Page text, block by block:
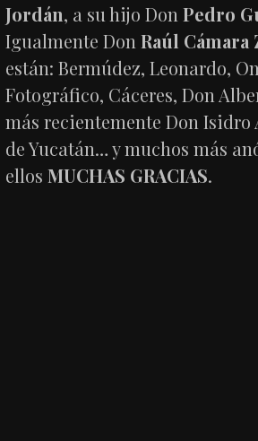
Jordán, a su hijo DonPedro
Igualmente DonRaúl Cámara
están: Bermúdez, Leonardo,
Fotográfico, Cáceres, Don
más recientemente Don
de Yucatán… y muchos más
ellosMUCHAS GRACIAS.